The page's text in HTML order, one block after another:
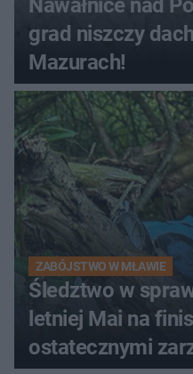
Nawałnice nad
grad niszczy
Mazurach!
ZABÓJSTWO W MŁAWIE
Śledztwo w
letniej Mai na
ostatecznymi